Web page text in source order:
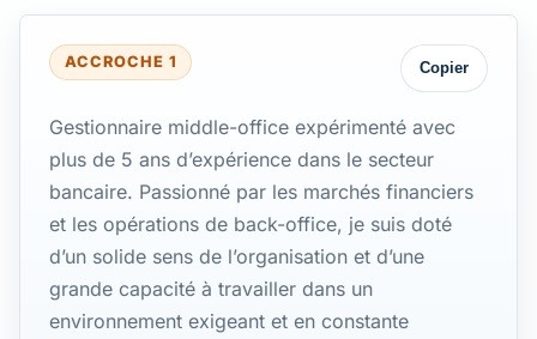
ACCROCHE 1 Copier
Gestionnaire middle-office expérimenté avec
plus de 5 ans d’expérience dans le secteur
bancaire. Passionné par les marchés financiers
et les opérations de back-office, je suis doté
d’un solide sens de l’organisation et d’une
grande capacité à travailler dans un
environnement exigeant et en constante